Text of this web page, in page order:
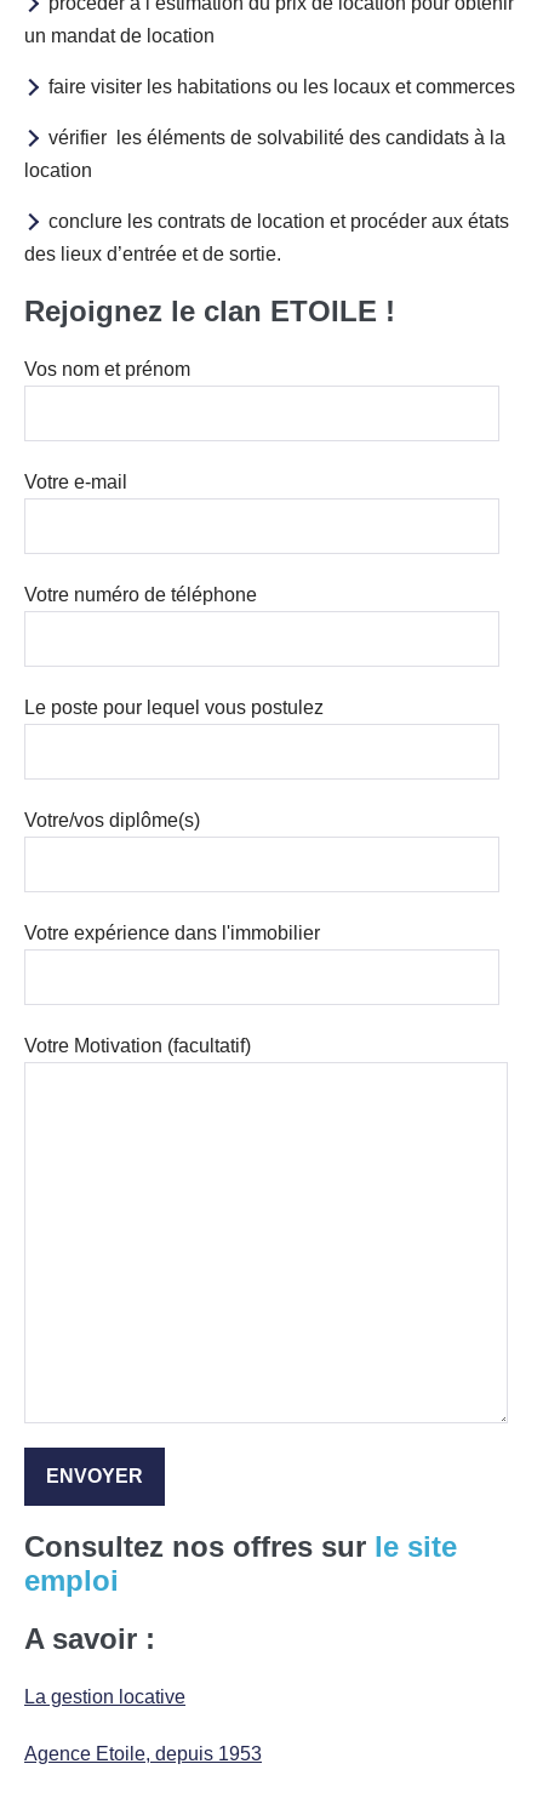
un mandat de location
faire visiter les habitations ou les locaux et commerces
vérifier les éléments de solvabilité des candidats à la
location
conclure les contrats de location et procéder aux états
des lieux d’entrée et de sortie.
Rejoignez le clan ETOILE !
Vos nom et prénom
Votre e-mail
Votre numéro de téléphone
Le poste pour lequel vous postulez
Votre/vos diplôme(s)
Votre expérience dans l'immobilier
Votre Motivation (facultatif)
Consultez nos offres sur le site
emploi
A savoir :
La gestion locative
Agence Etoile, depuis 1953